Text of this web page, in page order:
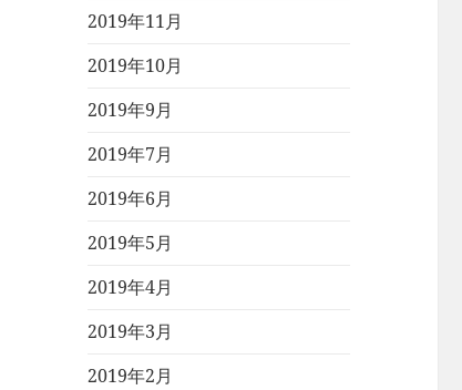
2019年11月
2019年10月
2019年9月
2019年7月
2019年6月
2019年5月
2019年4月
2019年3月
2019年2月